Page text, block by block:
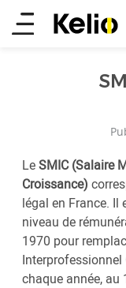
Aller
auMain
LeSMIC (Salaire
Croissance)
légal en France. Il
niveau de
1970 pour
Interprofessionnel
chaque année, au